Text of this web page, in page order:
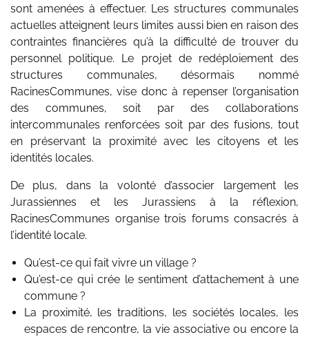
sont amenées à effectuer. Les structures communales
actuelles atteignent leurs limites aussi bien en raison des
contraintes financières qu’à la difficulté de trouver du
personnel politique. Le projet de redéploiement des
structures communales, désormais nommé
RacinesCommunes, vise donc à repenser l’organisation
des communes, soit par des collaborations
intercommunales renforcées soit par des fusions, tout
en préservant la proximité avec les citoyens et les
identités locales.
De plus, dans la volonté d’associer largement les
Jurassiennes et les Jurassiens à la réflexion,
RacinesCommunes organise trois forums consacrés à
l’identité locale.
Qu’est-ce qui fait vivre un village ?
Qu’est-ce qui crée le sentiment d’attachement à une
commune ?
La proximité, les traditions, les sociétés locales, les
espaces de rencontre, la vie associative ou encore la